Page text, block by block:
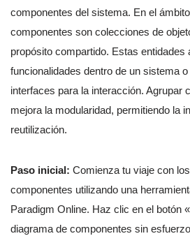
componentes del sistema. En el
componentes son colecciones de
propósito compartido. Estas entidades
funcionalidades dentro de un sistema
interfaces para la interacción. Agrupar
mejora la modularidad, permitiendo la
reutilización.
Paso inicial: Comienza tu viaje con
componentes utilizando una
Paradigm Online. Haz clic en el botón
diagrama de componentes sin